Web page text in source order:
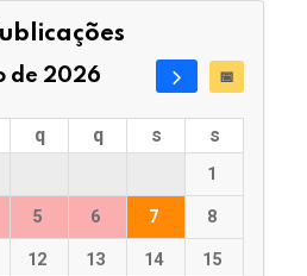
de 2026 📅
q q s s
1
5 6 7 8
12 13 14 15